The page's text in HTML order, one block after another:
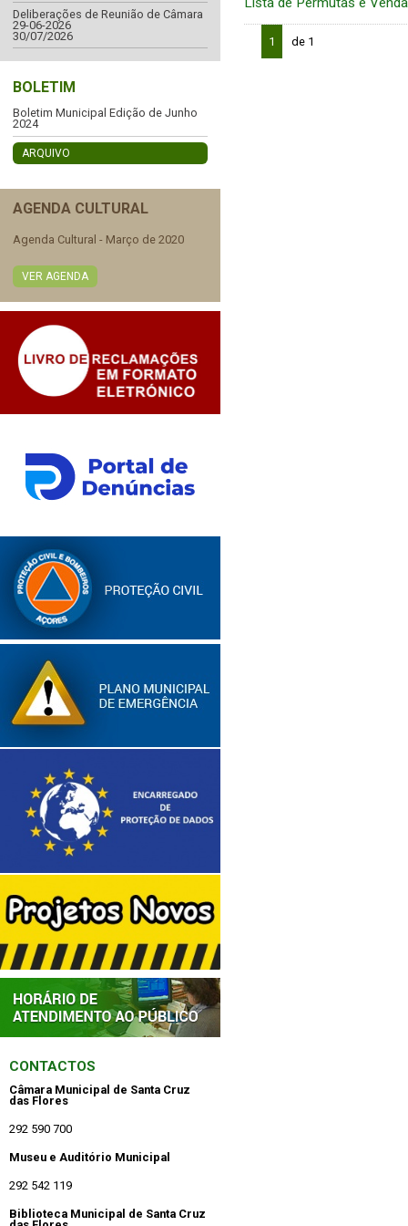
Deliberações de Reunião de Câmara
29-06-2026
30/07/2026
BOLETIM
Boletim Municipal Edição de Junho
2024
ARQUIVO
AGENDA CULTURAL
Agenda Cultural - Março de 2020
VER AGENDA
CONTACTOS
Câmara Municipal de Santa Cruz
das Flores
292 590 700
Museu e Auditório Municipal
292 542 119
Biblioteca Municipal de Santa Cruz
1 de 1